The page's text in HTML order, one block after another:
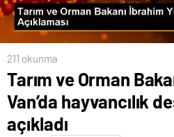
211 okunma
Tarım ve Orman
Van’da hayvancılık
açıkladı